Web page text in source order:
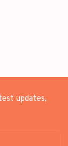
updates,